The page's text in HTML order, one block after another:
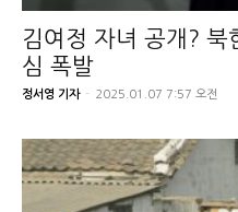
김여정 자녀 공개? 북
심 폭발
정서영 기자 - 2025.01.07 7:57 오전